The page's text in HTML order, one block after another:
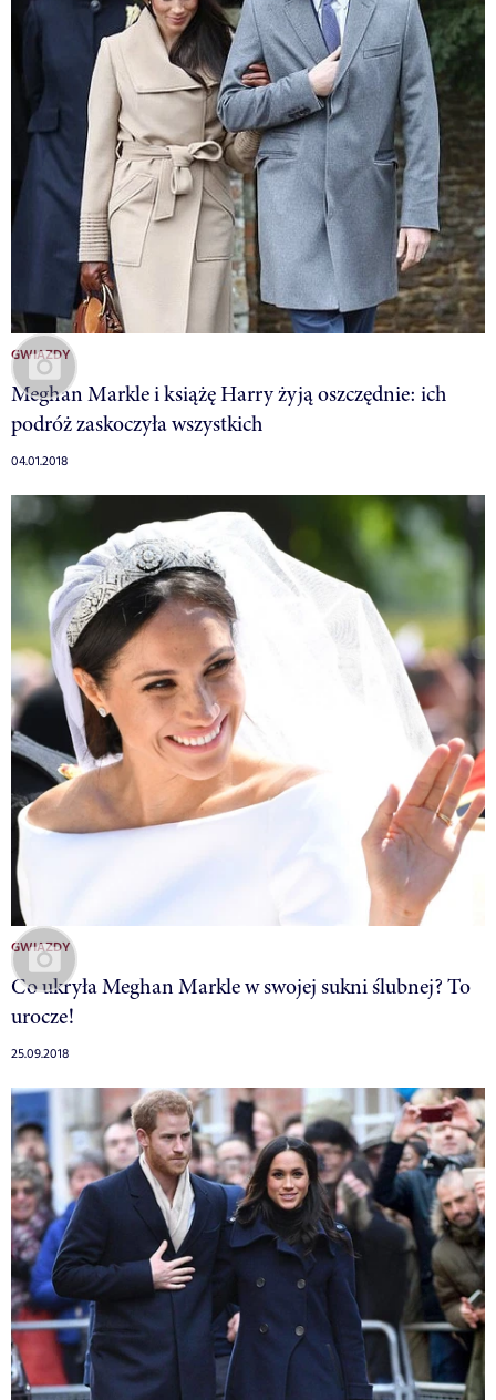
GWIAZDY
Meghan Markle i książę Harry żyją oszczędnie: ich
podróż zaskoczyła wszystkich
04.01.2018
GWIAZDY
Co ukryła Meghan Markle w swojej sukni ślubnej? To
urocze!
25.09.2018